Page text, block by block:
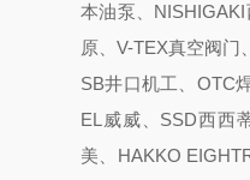
本油泵、
原、V-TEX真空阀
SB井口机工、OTC
EL威威、SSD西西
美、HAKKO